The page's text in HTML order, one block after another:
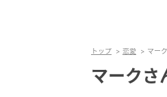
トップ 恋愛 マー
マークさ